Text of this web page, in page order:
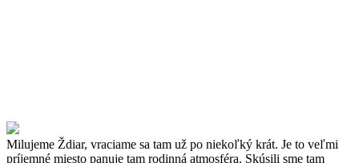
Milujeme Ždiar, vraciame sa tam už po niekoľký krát. Je to veľmi
príjemné miesto panuje tam rodinná atmosféra. Skúsili sme tam